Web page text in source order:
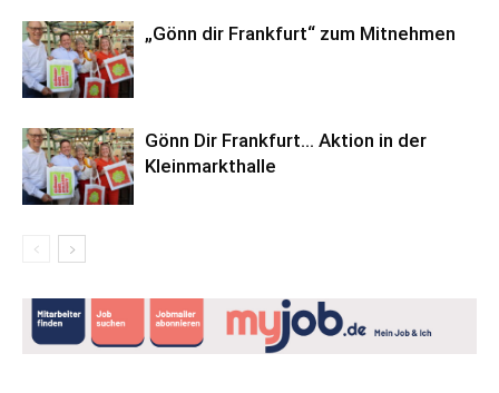
„Gönn dir Frankfurt“ zum Mitnehmen
Gönn Dir Frankfurt… Aktion in der
Kleinmarkthalle